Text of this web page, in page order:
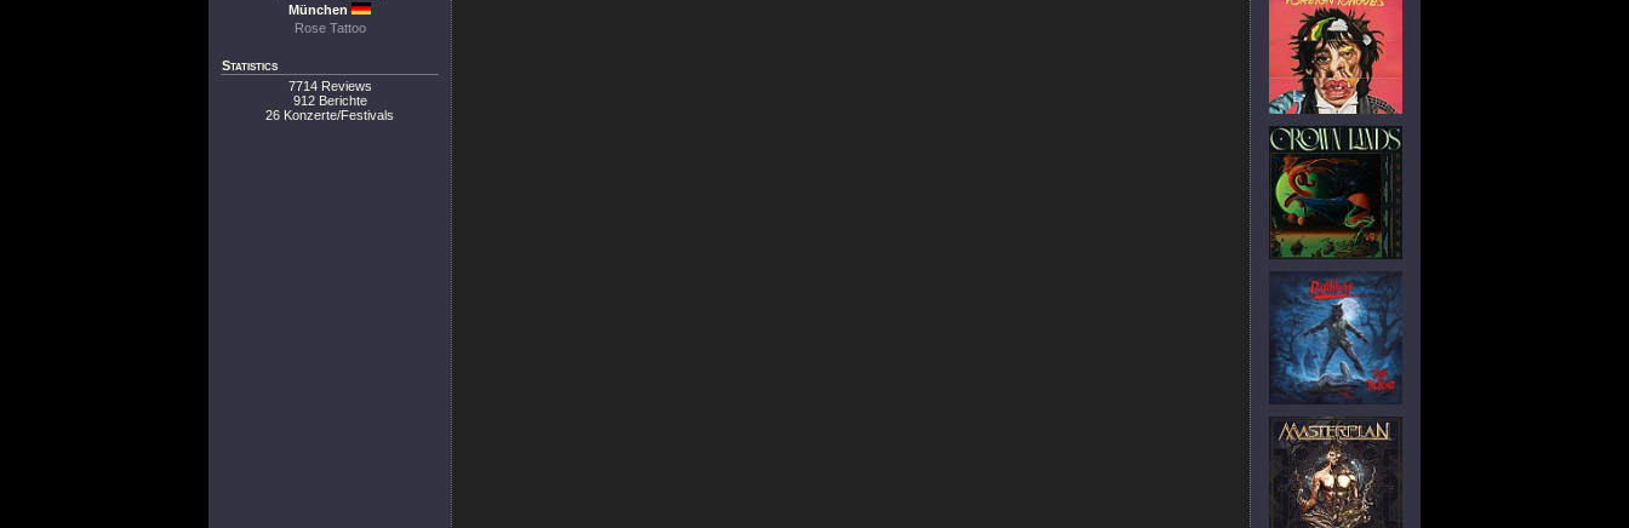
München
Rose Tattoo
Statistics
7714 Reviews
912 Berichte
26 Konzerte/Festivals